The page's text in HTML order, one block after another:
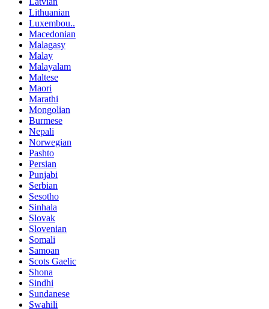
Lithuanian
Luxembou..
Macedonian
Malagasy
Malay
Malayalam
Maltese
Maori
Marathi
Mongolian
Burmese
Nepali
Norwegian
Pashto
Persian
Punjabi
Serbian
Sesotho
Sinhala
Slovak
Slovenian
Somali
Samoan
Scots Gaelic
Shona
Sindhi
Sundanese
Swahili